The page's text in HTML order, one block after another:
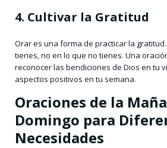
4. Cultivar la Gratitud
Orar es una forma de practicar la
tienes, no en lo que no tienes. Una
reconocer las bendiciones de Dios en tu
aspectos positivos en tu semana.
Oraciones de la
Domingo para
Necesidades